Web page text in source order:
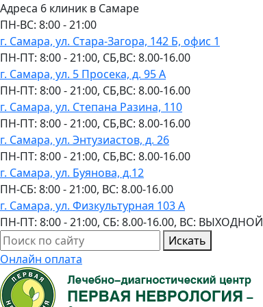
Адреса 6 клиник в Самаре
ПН-ВC: 8:00 - 21:00
г. Самара, ул. Стара-Загора, 142 Б, офис 1
ПН-ПТ: 8:00 - 21:00, СБ,ВС: 8.00-16.00
г. Самара, ул. 5 Просека, д. 95 А
ПН-ПТ: 8:00 - 21:00, СБ,ВС: 8.00-16.00
г. Самара, ул. Степана Разина, 110
ПН-ПТ: 8:00 - 21:00, СБ,ВС: 8.00-16.00
г. Самара, ул. Энтузиастов, д. 26
ПН-ПТ: 8:00 - 21:00, СБ,ВС: 8.00-16.00
г. Самара, ул. Буянова, д.12
ПН-СБ: 8:00 - 21:00, ВС: 8.00-16.00
г. Самара, ул. Физкультурная 103 А
ПН-ПТ: 8:00 - 21:00, СБ: 8.00-16.00, ВС: ВЫХОДНОЙ
Искать
Онлайн оплата